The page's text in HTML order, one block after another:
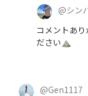
@シン
コメントあ
ださい⛰️
@Gen1117